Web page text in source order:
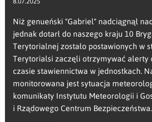
Niż genueński "Gabriel" nadciągnął
jednak dotarł do naszego kraju 10
Terytorialnej zostało postawionych w
Terytorialsi zaczęli otrzymywać alerty
czasie stawiennictwa w jednostkach.
monitorowana jest sytuacja
komunikaty Instytutu Meteorologii i
i Rządowego Centrum Bezpieczeństwa.